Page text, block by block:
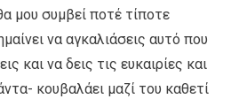
μου συμβεί ποτέ τίποτε
να αγκαλιάσεις αυτό που
και να δεις τις ευκαιρίες και
κουβαλάει μαζί του καθετί